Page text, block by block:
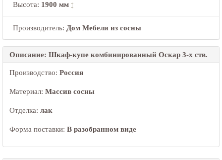
Высота: 1900 мм
Производитель: Дом Мебели из сосны
Описание: Шкаф-купе комбинированный Оскар 3-х ств.
Производство: Россия
Материал: Массив сосны
Отделка: лак
Форма поставки: В разобранном виде